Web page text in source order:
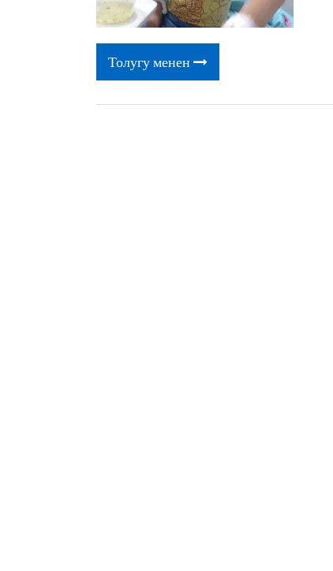
Толугу менен